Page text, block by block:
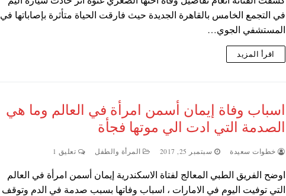
في التجمع الخامس بالقاهرة الجديدة حيث فارقت الحياة متأثرة بإصاباتها في
المستشفي الجوي…
اقرأ المزيد
اسباب وفاة إيمان أسمن امرأة في العالم وما هي
الصدمة التي ادت الي موتها فجأة
خطوات سعيدة سبتمبر 25, 2017 المرأة والطفل تعليق 1
اوضح الفريق الطبي المعالج لفتاة الاسكندرية إيمان أسمن امرأة في العالم
التي توفيت اليوم في الامارات ، اسباب وفاتها بسبب صدمة في الدم وتوقف